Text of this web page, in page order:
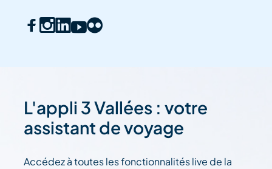
L'appli 3 Vallées : votre
assistant de voyage
Accédez à toutes les fonctionnalités live de la